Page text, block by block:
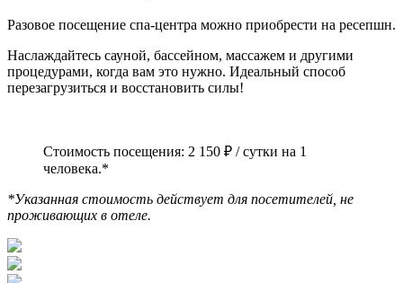
Разовое посещение спа-центра можно приобрести на ресепшн.
Наслаждайтесь сауной, бассейном, массажем и другими
процедурами, когда вам это нужно. Идеальный способ
перезагрузиться и восстановить силы!
Стоимость посещения: 2 150 ₽ / сутки на 1
человека.*
*Указанная стоимость действует для посетителей, не
проживающих в отеле.